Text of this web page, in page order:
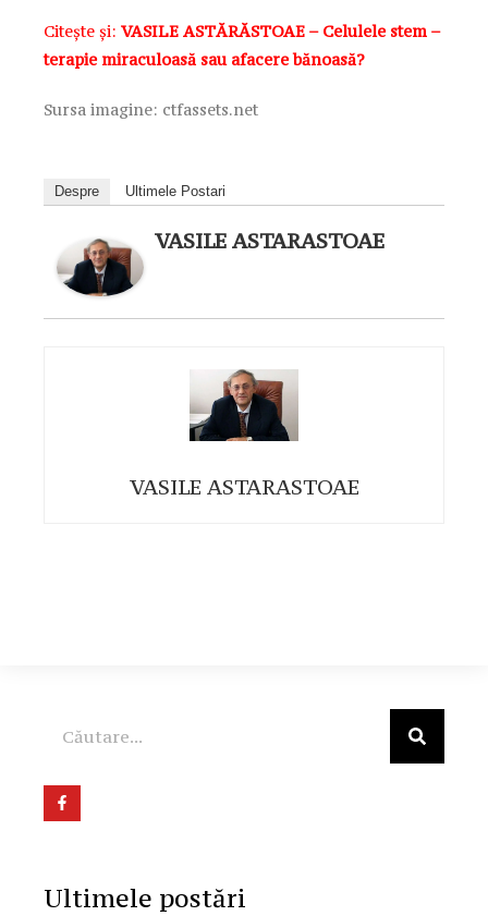
Citește și: VASILE ASTĂRĂSTOAE – Celulele stem –
terapie miraculoasă sau afacere bănoasă?
Sursa imagine: ctfassets.net
Despre Ultimele Postari
VASILE ASTARASTOAE
VASILE ASTARASTOAE
Ultimele postări